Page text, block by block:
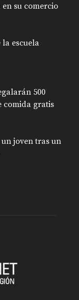
su comercio
la escuela
500
comida gratis
joven tras un